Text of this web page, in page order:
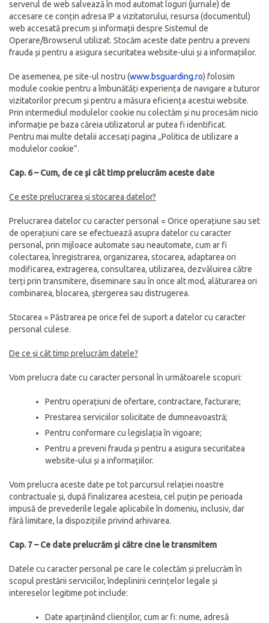
serverul de web salvează în mod automat loguri (jurnale) de
accesare ce conțin adresa IP a vizitatorului, resursa (documentul)
web accesată precum și informații despre Sistemul de
Operare/Browserul utilizat. Stocăm aceste date pentru a preveni
frauda și pentru a asigura securitatea website-ului și a informațiilor.
De asemenea, pe site-ul nostru (www.bsguarding.ro) folosim
module cookie pentru a îmbunătăți experiența de navigare a tuturor
vizitatorilor precum și pentru a măsura eficiența acestui website.
Prin intermediul modulelor cookie nu colectăm și nu procesăm nicio
informație pe baza căreia utilizatorul ar putea fi identificat.
Pentru mai multe detalii accesați pagina „Politica de utilizare a
modulelor cookie”.
Cap. 6 – Cum, de ce și cât timp prelucrăm aceste date
Ce este prelucrarea și stocarea datelor?
Prelucrarea datelor cu caracter personal = Orice operațiune sau set
de operațiuni care se efectuează asupra datelor cu caracter
personal, prin mijloace automate sau neautomate, cum ar fi
colectarea, înregistrarea, organizarea, stocarea, adaptarea ori
modificarea, extragerea, consultarea, utilizarea, dezvăluirea către
terți prin transmitere, diseminare sau în orice alt mod, alăturarea ori
combinarea, blocarea, ștergerea sau distrugerea.
Stocarea = Păstrarea pe orice fel de suport a datelor cu caracter
personal culese.
De ce și cât timp prelucrăm datele?
Vom prelucra date cu caracter personal în următoarele scopuri:
Pentru operațiuni de ofertare, contractare, facturare;
Prestarea serviciilor solicitate de dumneavoastră;
Pentru conformare cu legislația în vigoare;
Pentru a preveni frauda și pentru a asigura securitatea
website-ului și a informațiilor.
Vom prelucra aceste date pe tot parcursul relației noastre
contractuale și, după finalizarea acesteia, cel puțin pe perioada
impusă de prevederile legale aplicabile în domeniu, inclusiv, dar
fără limitare, la dispozițiile privind arhivarea.
Cap. 7 – Ce date prelucrăm și către cine le transmitem
Datele cu caracter personal pe care le colectăm și prelucrăm în
scopul prestării serviciilor, îndeplinirii cerințelor legale și
intereselor legitime pot include:
Date aparținând clienților, cum ar fi: nume, adresă